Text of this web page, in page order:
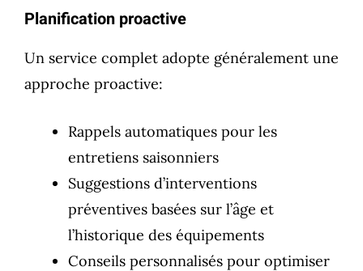
Planification proactive
Un service complet adopte généralement une
approche proactive:
Rappels automatiques pour les
entretiens saisonniers
Suggestions d’interventions
préventives basées sur l’âge et
l’historique des équipements
Conseils personnalisés pour optimiser